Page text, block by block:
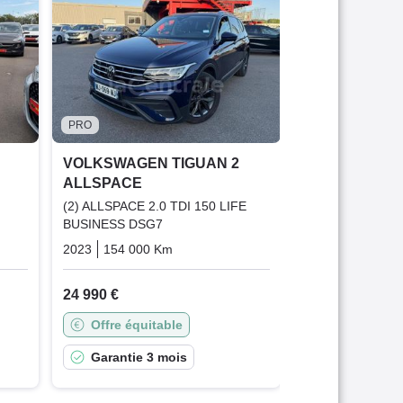
Essence
PRO
VOLKSWAGEN TIGUAN 2
ALLSPACE
(2) ALLSPACE 2.0 TDI 150 LIFE
BUSINESS DSG7
2023
154 000 Km
24 990 €
Offre équitable
Garantie 3 mois